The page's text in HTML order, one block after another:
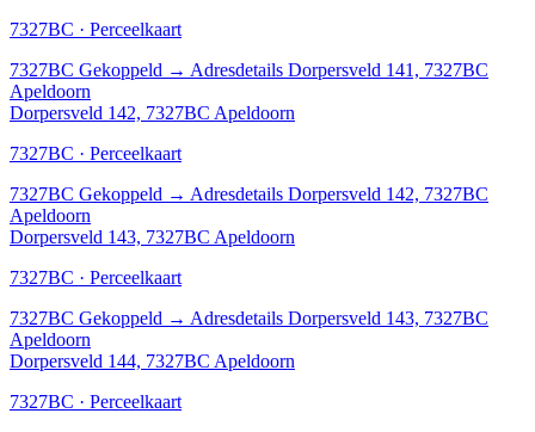
7327BC · Perceelkaart
7327BC Gekoppeld → Adresdetails Dorpersveld 141, 7327BC
Apeldoorn
Dorpersveld 142, 7327BC Apeldoorn
7327BC · Perceelkaart
7327BC Gekoppeld → Adresdetails Dorpersveld 142, 7327BC
Apeldoorn
Dorpersveld 143, 7327BC Apeldoorn
7327BC · Perceelkaart
7327BC Gekoppeld → Adresdetails Dorpersveld 143, 7327BC
Apeldoorn
Dorpersveld 144, 7327BC Apeldoorn
7327BC · Perceelkaart